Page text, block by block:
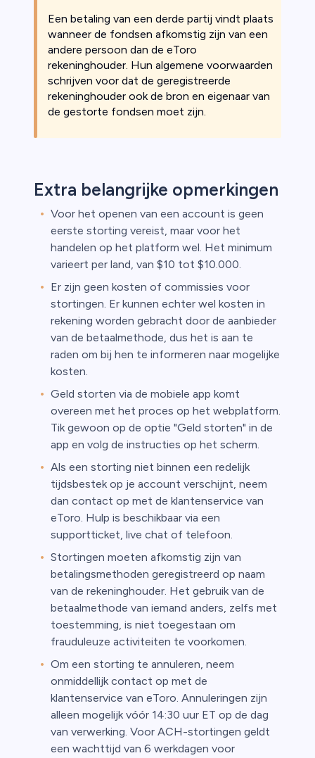
Een betaling van een derde partij vindt plaats
wanneer de fondsen afkomstig zijn van een
andere persoon dan de eToro
rekeninghouder. Hun algemene voorwaarden
schrijven voor dat de geregistreerde
rekeninghouder ook de bron en eigenaar van
de gestorte fondsen moet zijn.
Extra belangrijke opmerkingen
Voor het openen van een account is geen
eerste storting vereist, maar voor het
handelen op het platform wel. Het minimum
varieert per land, van $10 tot $10.000.
Er zijn geen kosten of commissies voor
stortingen. Er kunnen echter wel kosten in
rekening worden gebracht door de aanbieder
van de betaalmethode, dus het is aan te
raden om bij hen te informeren naar mogelijke
kosten.
Geld storten via de mobiele app komt
overeen met het proces op het webplatform.
Tik gewoon op de optie "Geld storten" in de
app en volg de instructies op het scherm.
Als een storting niet binnen een redelijk
tijdsbestek op je account verschijnt, neem
dan contact op met de klantenservice van
eToro. Hulp is beschikbaar via een
supportticket, live chat of telefoon.
Stortingen moeten afkomstig zijn van
betalingsmethoden geregistreerd op naam
van de rekeninghouder. Het gebruik van de
betaalmethode van iemand anders, zelfs met
toestemming, is niet toegestaan om
frauduleuze activiteiten te voorkomen.
Om een storting te annuleren, neem
onmiddellijk contact op met de
klantenservice van eToro. Annuleringen zijn
alleen mogelijk vóór 14:30 uur ET op de dag
van verwerking. Voor ACH-stortingen geldt
een wachttijd van 6 werkdagen voor